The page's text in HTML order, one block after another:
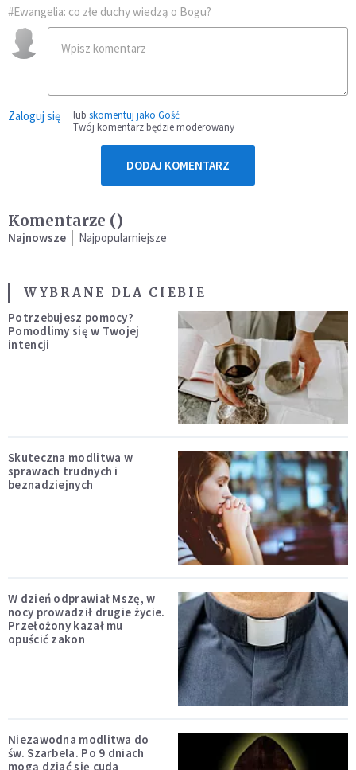
#Ewangelia: co złe duchy wiedzą o Bogu?
Zaloguj się lub skomentuj jako Gość
Twój komentarz będzie moderowany
DODAJ KOMENTARZ
Komentarze ()
Najnowsze Najpopularniejsze
WYBRANE DLA CIEBIE
Potrzebujesz pomocy?
Pomodlimy się w Twojej
intencji
Skuteczna modlitwa w
sprawach trudnych i
beznadziejnych
W dzień odprawiał Mszę, w
nocy prowadził drugie życie.
Przełożony kazał mu
opuścić zakon
Niezawodna modlitwa do
św. Szarbela. Po 9 dniach
mogą dziać się cuda